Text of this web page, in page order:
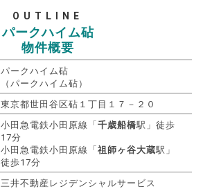
OUTLINE
パークハイム砧
物件概要
パークハイム砧
（パークハイム砧）
東京都世田谷区砧１丁目１７－２０
小田急電鉄小田原線「千歳船橋駅」徒歩
17分
小田急電鉄小田原線「祖師ヶ谷大蔵駅」
徒歩17分
三井不動産レジデンシャルサービス